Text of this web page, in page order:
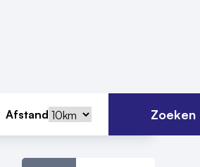
Afstand Zoeken